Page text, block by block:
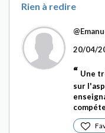
Rien à redire
20/04/
Une
sur